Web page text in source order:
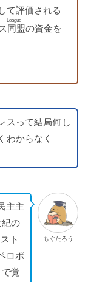
て評価される
同盟
League
の資金を
スって結局何し
わからなく
もぐたろう
主主
の
ト
ロポ
覚